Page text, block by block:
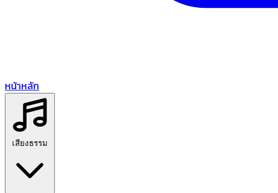
หน้าหลัก
เสียงธรรม